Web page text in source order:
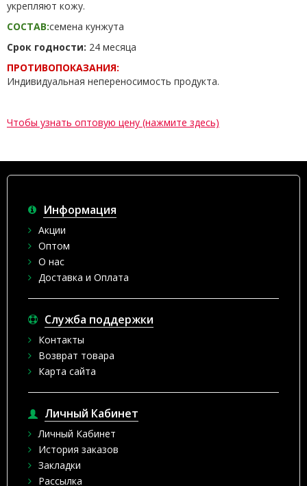
укрепляют кожу.
СОСТАВ:семена кунжута
Срок годности: 24 месяца
ПРОТИВОПОКАЗАНИЯ:
Индивидуальная непереносимость продукта.
Чтобы узнать оптовую цену (нажмите здесь)
Информация
Акции
Оптом
О нас
Доставка и Оплата
Служба поддержки
Контакты
Возврат товара
Карта сайта
Личный Кабинет
Личный Кабинет
История заказов
Закладки
Рассылка